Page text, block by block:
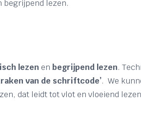
begrijpend lezen.
lezen en begrijpend lezen.
van de schriftcode’. We
dat leidt tot vlot en vloeiend